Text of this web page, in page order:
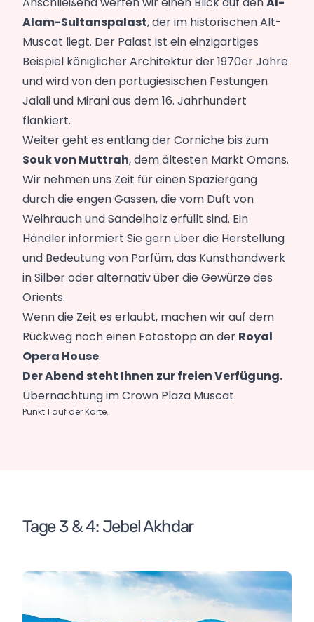
Alam-Sultanspalast, der im historischen Alt-
Muscat liegt. Der Palast ist ein einzigartiges
Beispiel königlicher Architektur der 1970er Jahre
und wird von den portugiesischen Festungen
Jalali und Mirani aus dem 16. Jahrhundert
flankiert.
Weiter geht es entlang der Corniche bis zum
Souk von Muttrah, dem ältesten Markt Omans.
Wir nehmen uns Zeit für einen Spaziergang
durch die engen Gassen, die vom Duft von
Weihrauch und Sandelholz erfüllt sind. Ein
Händler informiert Sie gern über die Herstellung
und Bedeutung von Parfüm, das Kunsthandwerk
in Silber oder alternativ über die Gewürze des
Orients.
Wenn die Zeit es erlaubt, machen wir auf dem
Rückweg noch einen Fotostopp an der Royal
Opera House.
Der Abend steht Ihnen zur freien Verfügung.
Übernachtung im Crown Plaza Muscat.
Punkt 1 auf der Karte.
Tage 3 & 4: Jebel Akhdar